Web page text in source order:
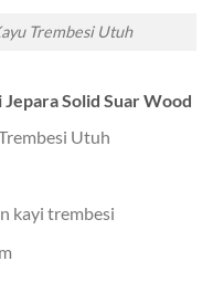
Trembesi Utuh
Solid Suar Wood
Utuh
kayi trembesi